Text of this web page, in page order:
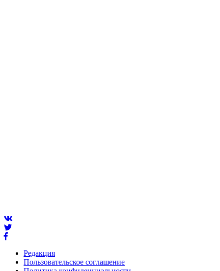
Редакция
Пользовательское соглашение